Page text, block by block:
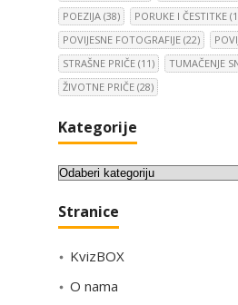
POEZIJA (38) PORUKE I ČESTITKE
POVIJESNE FOTOGRAFIJE (22)
STRAŠNE PRIČE (11) TUMAČENJE
ŽIVOTNE PRIČE (28)
Kategorije
K
t
g
Stranice
KvizBOX
O nama